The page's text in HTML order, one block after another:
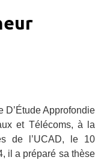
D’Étude Approfondie
et Télécoms, à la
de l’UCAD, le 10
il a préparé sa thèse